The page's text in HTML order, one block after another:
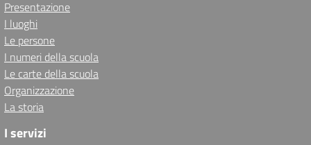
Presentazione
I luoghi
Le persone
I numeri della scuola
Le carte della scuola
Organizzazione
La storia
I servizi